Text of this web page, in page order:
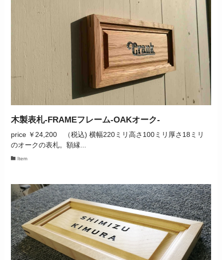
木製表札‐FRAMEフレーム‐OAKオーク‐
price ￥24,200 （税込) 横幅220ミリ高さ100ミリ厚さ18ミリ
のオークの表札。額縁...
Item